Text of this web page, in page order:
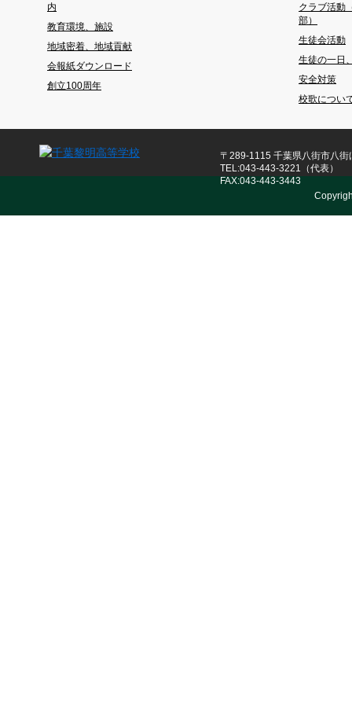
内
教育環境、施設
地域密着、地域貢献
会報紙ダウンロード
創立100周年
クラブ活動
部）
生徒会活動
生徒の一日
安全対策
校歌につい
〒289-1115 千葉県八街市八
TEL:043-443-3221（代表）
FAX:043-443-3443